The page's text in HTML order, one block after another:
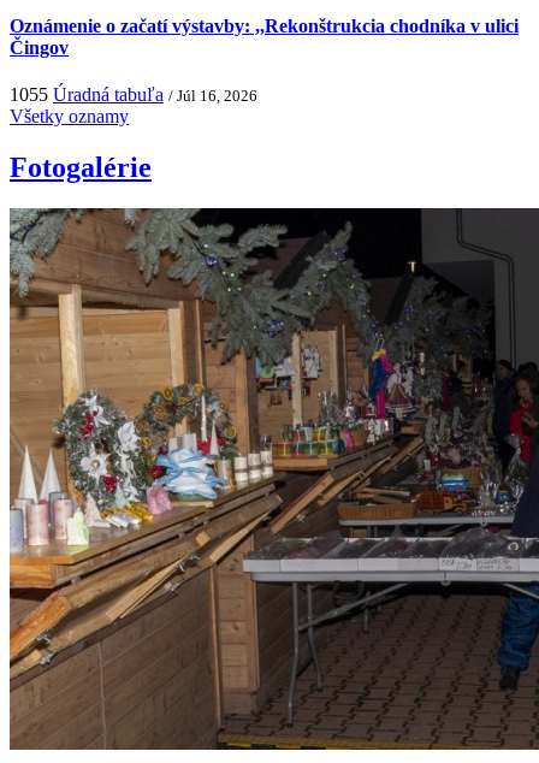
Oznámenie o začatí výstavby: ,,Rekonštrukcia chodníka v ulici
Čingov
1055 Úradná tabuľa / Júl 16, 2026
Všetky oznamy
Fotogalérie